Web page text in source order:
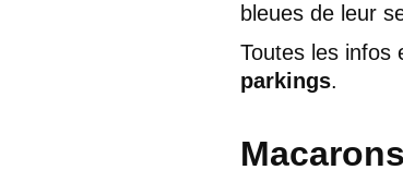
bleues de leur
Toutes les infos
parkings.